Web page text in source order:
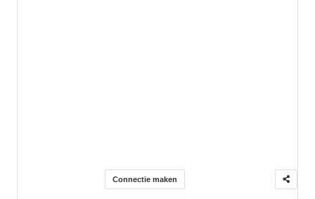
Connectie maken